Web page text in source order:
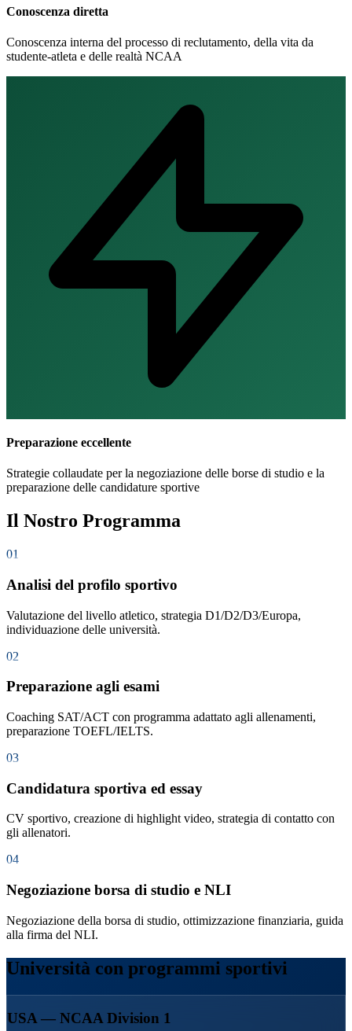
Conoscenza diretta
Conoscenza interna del processo di reclutamento, della vita da
studente-atleta e delle realtà NCAA
Preparazione eccellente
Strategie collaudate per la negoziazione delle borse di studio e la
preparazione delle candidature sportive
Il Nostro Programma
01
Analisi del profilo sportivo
Valutazione del livello atletico, strategia D1/D2/D3/Europa,
individuazione delle università.
02
Preparazione agli esami
Coaching SAT/ACT con programma adattato agli allenamenti,
preparazione TOEFL/IELTS.
03
Candidatura sportiva ed essay
CV sportivo, creazione di highlight video, strategia di contatto con
gli allenatori.
04
Negoziazione borsa di studio e NLI
Negoziazione della borsa di studio, ottimizzazione finanziaria, guida
alla firma del NLI.
Università con programmi sportivi
USA — NCAA Division 1